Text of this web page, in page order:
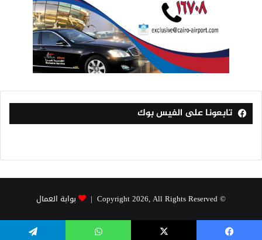
تابعونا على الفيس بوك
© Copyright 2026, All Rights Reserved | بوابة العمال